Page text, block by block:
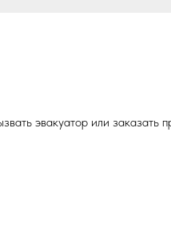
эвакуатор или